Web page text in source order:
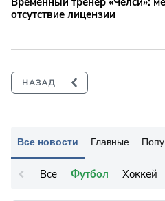
Все новости Главные
Все Футбол Хоккей
отсутствие лицензии